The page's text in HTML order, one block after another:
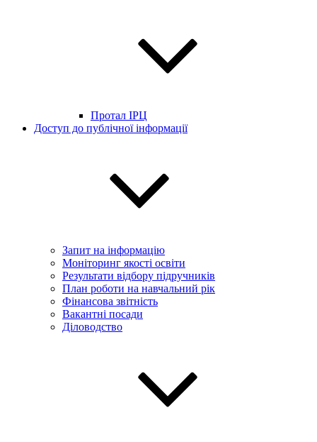
Протал ІРЦ
Доступ до публічної інформації
Запит на інформацію
Моніторинг якості освіти
Результати відбору підручників
План роботи на навчальний рік
Фінансова звітність
Вакантні посади
Діловодство